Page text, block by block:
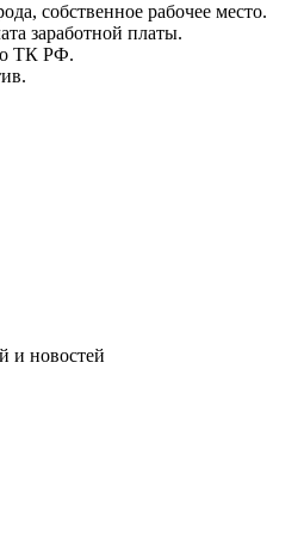
собственное рабочее место.
заработной платы.
ТК РФ.
и новостей